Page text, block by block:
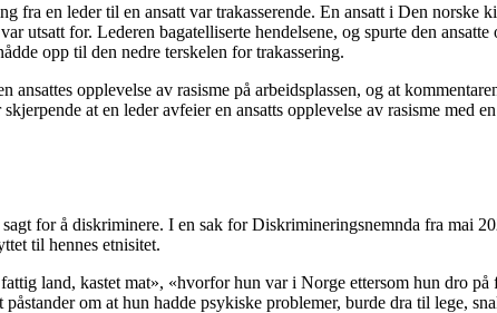
fra en leder til en ansatt var trakasserende. En ansatt i Den norske
utsatt for. Lederen bagatelliserte hendelsene, og spurte den
opp til den nedre terskelen for trakassering.
ansattes opplevelse av rasisme på arbeidsplassen, og at
at en leder avfeier en ansatts opplevelse av rasisme med
for å diskriminere. I en sak for Diskrimineringsnemnda fra mai
til hennes etnisitet.
land, kastet mat», «hvorfor hun var i Norge ettersom hun dro
om at hun hadde psykiske problemer, burde dra til lege,